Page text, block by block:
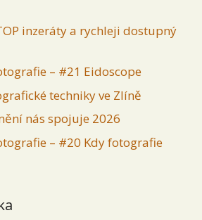
inzeráty a rychleji dostupný
– #21 Eidoscope
techniky ve Zlíně
nás spojuje 2026
– #20 Kdy fotografie